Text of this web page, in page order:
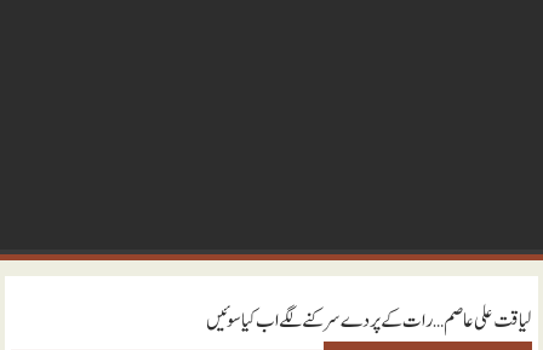
لیاقت علی عاصم… رات کے پردے سرکنے لگے اب کیا سوئیں